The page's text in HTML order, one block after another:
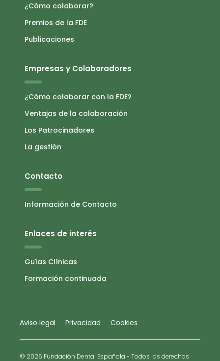
¿Cómo colaborar?
Premios de la FDE
Publicaciones
Empresas y Colaboradores
¿Cómo colaborar con la FDE?
Ventajas de la colaboración
Los Patrocinadores
La gestión
Contacto
Información de Contacto
Enlaces de interés
Guías Clínicas
Formación continuada
Aviso legal Privacidad Cookies
© 2026 Fundación Dental Española - Todos los derechos